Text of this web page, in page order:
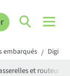
embarqués / Digi
et routeurs